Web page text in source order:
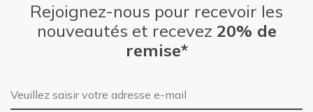
Rejoignez-nous pour recevoir les
nouveautés et recevez 20% de
remise*
Adresse e-mail